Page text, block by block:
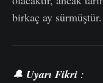
birkaç ay sürmüştür.
🔔 Uyarı Fikri :